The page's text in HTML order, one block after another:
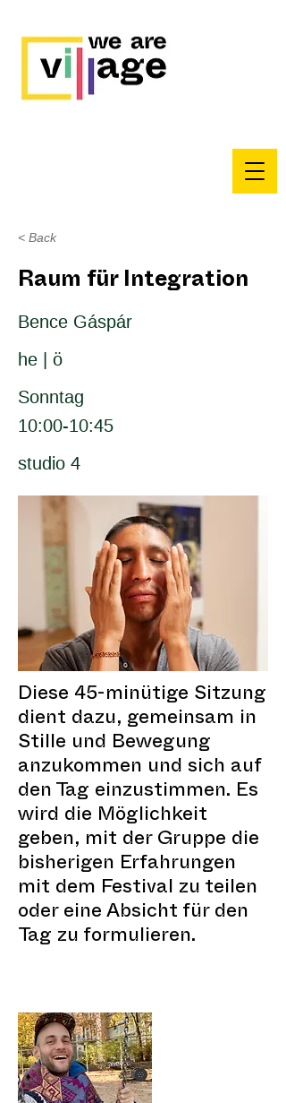
< Back
Raum für Integration
Bence Gáspár
he | ö
Sonntag
10:00-10:45
studio 4
Diese 45-minütige Sitzung
dient dazu, gemeinsam in
Stille und Bewegung
anzukommen und sich auf
den Tag einzustimmen. Es
wird die Möglichkeit
geben, mit der Gruppe die
bisherigen Erfahrungen
mit dem Festival zu teilen
oder eine Absicht für den
Tag zu formulieren.